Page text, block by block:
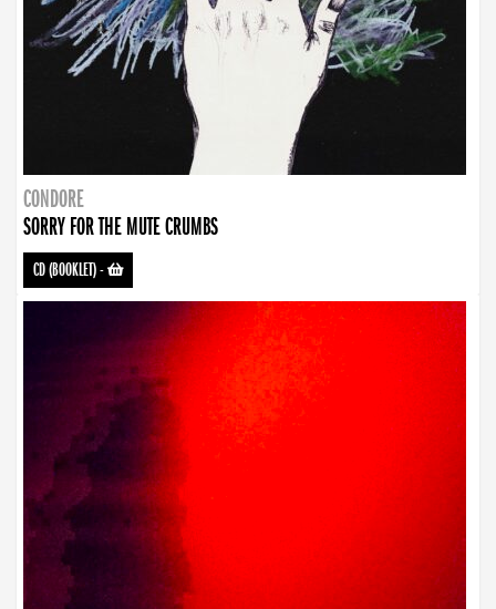
CONDORE
SORRY FOR THE MUTE CRUMBS
CD (BOOKLET)-